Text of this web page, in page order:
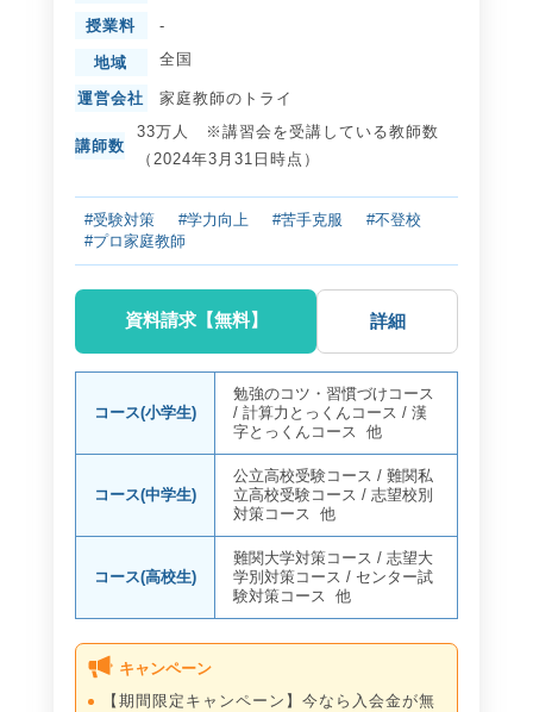
授業料 -
地域 全国
運営会社 家庭教師のトライ
講師数
33万人 ※講習会を受講している教師数
（2024年3月31日時点）
#受験対策 #学力向上 #苦手克服
#不登校
#プロ家庭教師
資料請求【無料】 詳細
コース(小学生)
勉強のコツ・習慣づけコース
/計算力とっくんコース /漢
字とっくんコース 他
コース(中学生)
公立高校受験コース /難関私
立高校受験コース /志望校別
対策コース 他
コース(高校生)
難関大学対策コース /志望大
学別対策コース /センター試
験対策コース 他
キャンペーン
【期間限定キャンペーン】今なら入会金が無